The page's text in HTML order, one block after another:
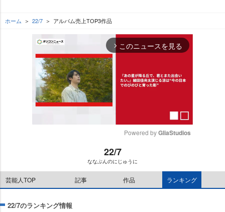
ホーム 22/7 アルバム売上TOP3作品
arrow_forward_ios このニュースを見る
t
Powered by GliaStudios
22/7
ななぶんのにじゅうに
芸能人TOP 記事 作品 ランキング
22/7のランキング情報